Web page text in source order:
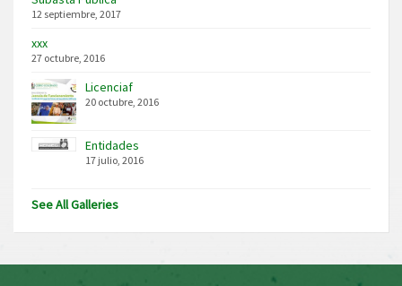
12 septiembre, 2017
xxx
27 octubre, 2016
Licenciaf
20 octubre, 2016
Entidades
17 julio, 2016
See All Galleries